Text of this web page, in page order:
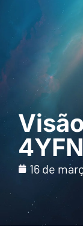
16 de